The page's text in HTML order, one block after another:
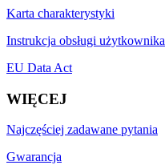
Karta charakterystyki
Instrukcja obsługi użytkownika
EU Data Act
WIĘCEJ
Najczęściej zadawane pytania
Gwarancja